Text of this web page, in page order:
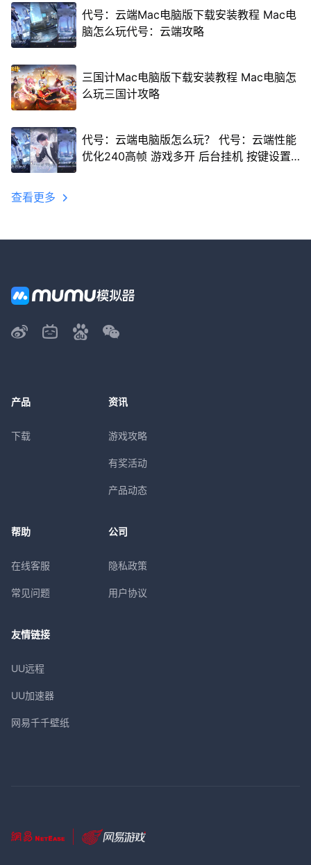
代号：云端Mac电脑版下载安装教程 Mac电
脑怎么玩代号：云端攻略
三国计Mac电脑版下载安装教程 Mac电脑怎
么玩三国计攻略
代号：云端电脑版怎么玩？ 代号：云端性能
优化240高帧 游戏多开 后台挂机 按键设置
查看更多
产品
下载
资讯
游戏攻略
有奖活动
产品动态
帮助
在线客服
常见问题
公司
隐私政策
用户协议
友情链接
UU远程
UU加速器
网易千千壁纸